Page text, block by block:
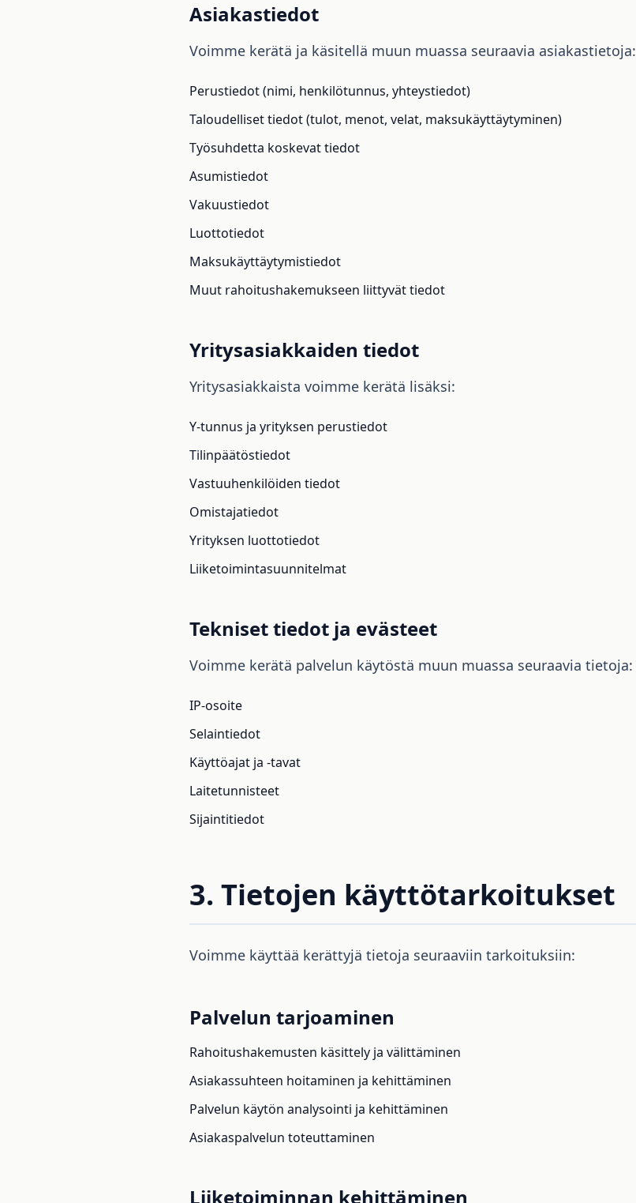
Asiakastiedot
Voimme kerätä ja käsitellä muun muassa seuraavia asiakastietoja:
Perustiedot (nimi, henkilötunnus, yhteystiedot)
Taloudelliset tiedot (tulot, menot, velat, maksukäyttäytyminen)
Työsuhdetta koskevat tiedot
Asumistiedot
Vakuustiedot
Luottotiedot
Maksukäyttäytymistiedot
Muut rahoitushakemukseen liittyvät tiedot
Yritysasiakkaiden tiedot
Yritysasiakkaista voimme kerätä lisäksi:
Y-tunnus ja yrityksen perustiedot
Tilinpäätöstiedot
Vastuuhenkilöiden tiedot
Omistajatiedot
Yrityksen luottotiedot
Liiketoimintasuunnitelmat
Tekniset tiedot ja evästeet
Voimme kerätä palvelun käytöstä muun muassa seuraavia tietoja:
IP-osoite
Selaintiedot
Käyttöajat ja -tavat
Laitetunnisteet
Sijaintitiedot
3. Tietojen käyttötarkoitukset
Voimme käyttää kerättyjä tietoja seuraaviin tarkoituksiin:
Palvelun tarjoaminen
Rahoitushakemusten käsittely ja välittäminen
Asiakassuhteen hoitaminen ja kehittäminen
Palvelun käytön analysointi ja kehittäminen
Asiakaspalvelun toteuttaminen
Liiketoiminnan kehittäminen